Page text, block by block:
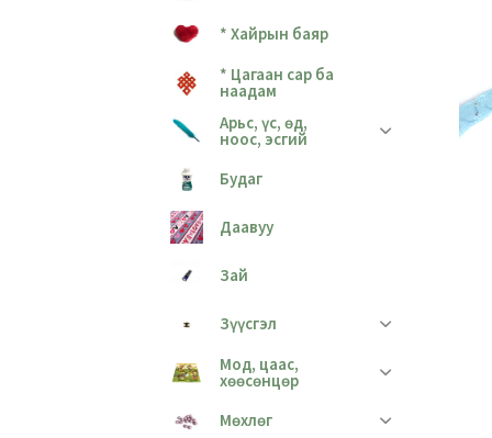
* Хайрын баяр
* Цагаан сар ба
наадам
Арьс, үс, өд,
ноос, эсгий
Будаг
Даавуу
Зай
Зүүсгэл
Мод, цаас,
хөөсөнцөр
Мөхлөг